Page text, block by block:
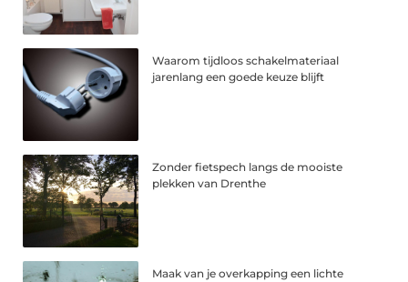
Waarom tijdloos schakelmateriaal
jarenlang een goede keuze blijft
Zonder fietspech langs de mooiste
plekken van Drenthe
Maak van je overkapping een lichte